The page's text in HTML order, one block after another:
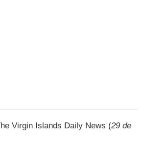
Virgin Islands Daily News (29 de